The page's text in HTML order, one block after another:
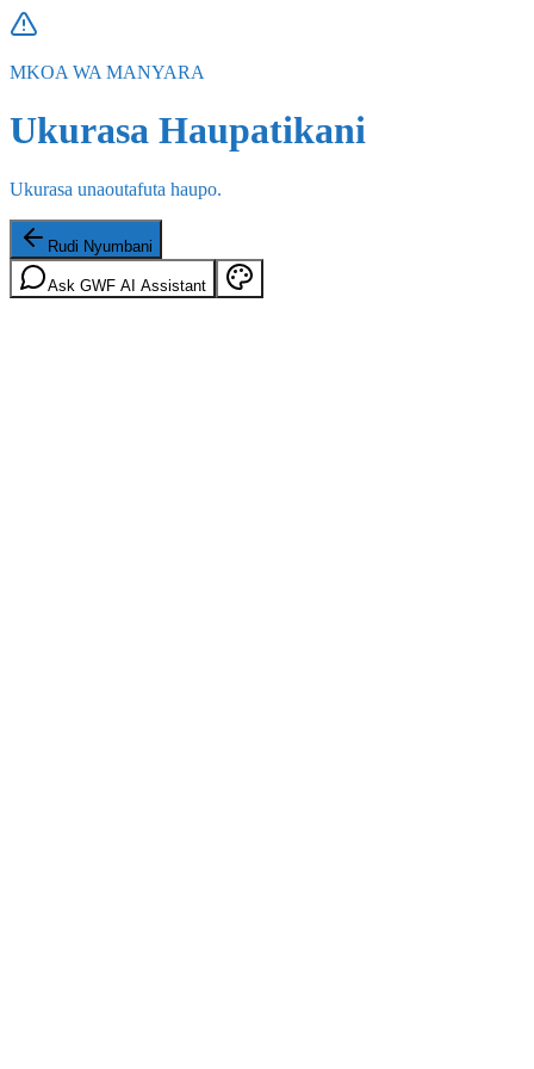
MKOA WA MANYARA
Ukurasa Haupatikani
Ukurasa unaoutafuta haupo.
Rudi Nyumbani
Ask GWF AI Assistant